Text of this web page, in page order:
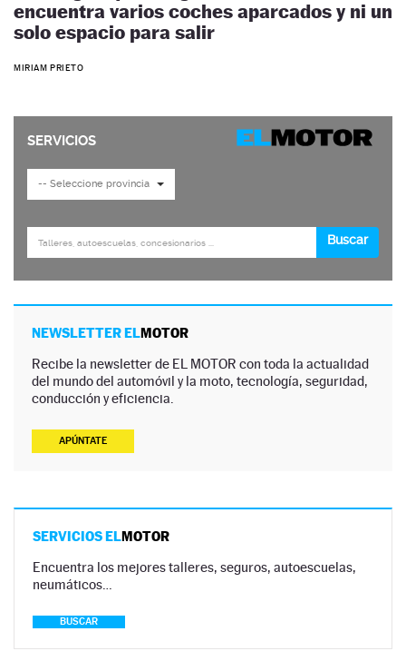
encuentra varios coches aparcados y ni un
solo espacio para salir
MIRIAM PRIETO
NEWSLETTER ELMOTOR
Recibe la newsletter de EL MOTOR con toda la actualidad
del mundo del automóvil y la moto, tecnología, seguridad,
conducción y eficiencia.
APÚNTATE
SERVICIOS ELMOTOR
Encuentra los mejores talleres, seguros, autoescuelas,
neumáticos…
BUSCAR